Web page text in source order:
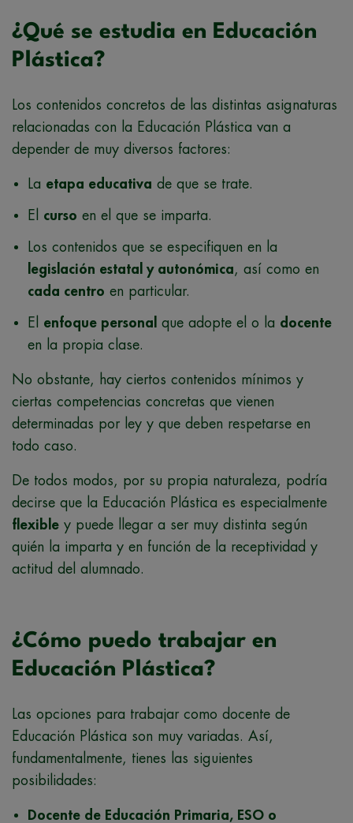
¿Qué se estudia en Educación
Plástica?
Los contenidos concretos de las distintas asignaturas
relacionadas con la Educación Plástica van a
depender de muy diversos factores:
La etapa educativa de que se trate.
El curso en el que se imparta.
Los contenidos que se especifiquen en la
legislación estatal y autonómica, así como en
cada centro en particular.
El enfoque personal que adopte el o la docente
en la propia clase.
No obstante, hay ciertos contenidos mínimos y
ciertas competencias concretas que vienen
determinadas por ley y que deben respetarse en
todo caso.
De todos modos, por su propia naturaleza, podría
decirse que la Educación Plástica es especialmente
flexible y puede llegar a ser muy distinta según
quién la imparta y en función de la receptividad y
actitud del alumnado.
¿Cómo puedo trabajar en
Educación Plástica?
Las opciones para trabajar como docente de
Educación Plástica son muy variadas. Así,
fundamentalmente, tienes las siguientes
posibilidades:
Docente de Educación Primaria, ESO o